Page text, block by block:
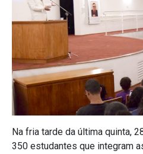
Na fria tarde da última quinta,
350 estudantes que integram